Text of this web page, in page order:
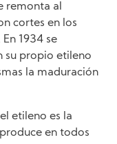
remonta al
cortes en los
1934 se
su propio etileno
la maduración
etileno es la
en todos